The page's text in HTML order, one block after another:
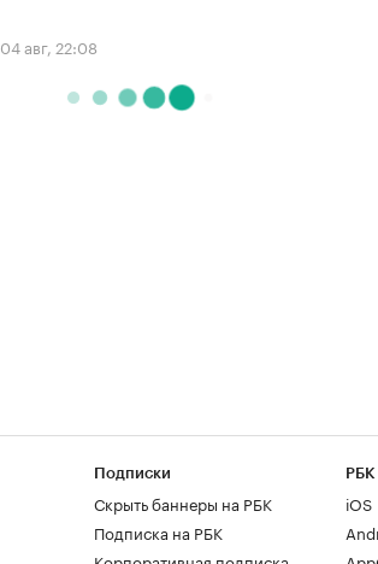
04 авг, 22:08
Подписки
Скрыть баннеры на РБК
Подписка на РБК
РБК
iOS